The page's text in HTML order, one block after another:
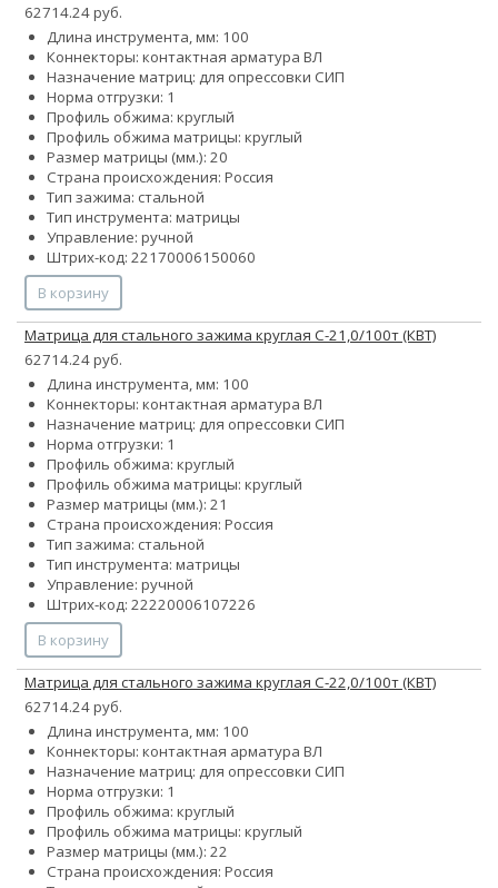
62714.24 руб.
Длина инструмента, мм: 100
Коннекторы: контактная арматура ВЛ
Назначение матриц: для опрессовки СИП
Норма отгрузки: 1
Профиль обжима: круглый
Профиль обжима матрицы: круглый
Размер матрицы (мм.): 20
Страна происхождения: Россия
Тип зажима: стальной
Тип инструмента: матрицы
Управление: ручной
Штрих-код: 22170006150060
В корзину
Матрица для стального зажима круглая С-21,0/100т (КВТ)
62714.24 руб.
Длина инструмента, мм: 100
Коннекторы: контактная арматура ВЛ
Назначение матриц: для опрессовки СИП
Норма отгрузки: 1
Профиль обжима: круглый
Профиль обжима матрицы: круглый
Размер матрицы (мм.): 21
Страна происхождения: Россия
Тип зажима: стальной
Тип инструмента: матрицы
Управление: ручной
Штрих-код: 22220006107226
В корзину
Матрица для стального зажима круглая С-22,0/100т (КВТ)
62714.24 руб.
Длина инструмента, мм: 100
Коннекторы: контактная арматура ВЛ
Назначение матриц: для опрессовки СИП
Норма отгрузки: 1
Профиль обжима: круглый
Профиль обжима матрицы: круглый
Размер матрицы (мм.): 22
Страна происхождения: Россия